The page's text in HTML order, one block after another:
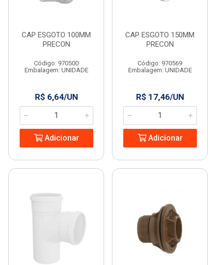
CAP ESGOTO 100MM
PRECON
Código: 970500
Embalagem: UNIDADE
R$ 6,64/UN
Adicionar
CAP ESGOTO 150MM
PRECON
Código: 970569
Embalagem: UNIDADE
R$ 17,46/UN
Adicionar